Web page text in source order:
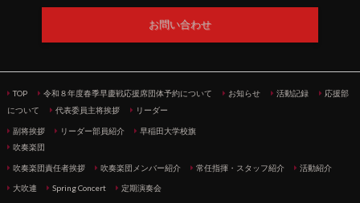
お問い合わせ
TOP 令和８年度春季早慶戦応援席団体予約について お知らせ 活動記録
応援部
について
代表委員主将挨拶 リーダー
副将挨拶 リーダー部員紹介
早稲田大学校旗
吹奏楽団
吹奏楽団責任者挨拶 吹奏楽団メンバー紹介 常任指揮・スタッフ紹介 活動紹介
大吹連 Spring Concert 定期演奏会